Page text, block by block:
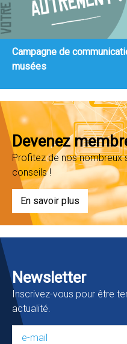
Campagne de
musées
Devenez
Profitez de nos nombreux
conseils !
En savoir plus
Newsletter
Inscrivez-vous pour être
actualité.